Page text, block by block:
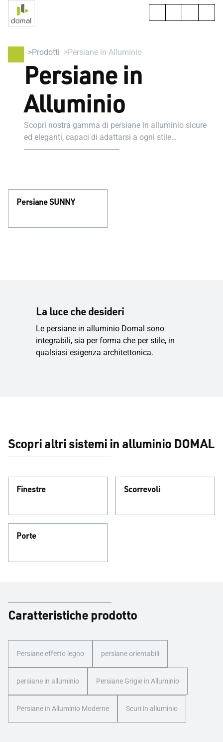
Prodotti Persiane in Alluminio
Persiane in
Alluminio
Scopri nostra gamma di persiane in alluminio sicure
ed eleganti, capaci di adattarsi a ogni stile
architettonico offrendo comfort e privacy.
Persiane SUNNY
La luce che desideri
Le persiane in alluminio Domal sono
integrabili, sia per forma che per stile, in
qualsiasi esigenza architettonica.
Scopri altri sistemi in alluminio DOMAL
Finestre Scorrevoli
Porte
Caratteristiche prodotto
Persiane effetto legno persiane orientabili
persiane in alluminio Persiane Grigie in Alluminio
Persiane in Alluminio Moderne Scuri in alluminio